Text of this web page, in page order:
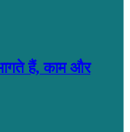
हैं, काम और